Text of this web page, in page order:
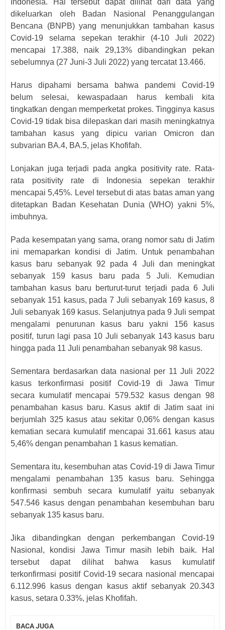
Indonesia. Hal tersebut dapat dilihat dari data yang
dikeluarkan oleh Badan Nasional Penanggulangan
Bencana (BNPB) yang menunjukkan tambahan kasus
Covid-19 selama sepekan terakhir (4-10 Juli 2022)
mencapai 17.388, naik 29,13% dibandingkan pekan
sebelumnya (27 Juni-3 Juli 2022) yang tercatat 13.466.
Harus dipahami bersama bahwa pandemi Covid-19
belum selesai, kewaspadaan harus kembali kita
tingkatkan dengan memperketat prokes. Tingginya kasus
Covid-19 tidak bisa dilepaskan dari masih meningkatnya
tambahan kasus yang dipicu varian Omicron dan
subvarian BA.4, BA.5, jelas Khofifah.
Lonjakan juga terjadi pada angka positivity rate. Rata-
rata positivity rate di Indonesia sepekan terakhir
mencapai 5,45%. Level tersebut di atas batas aman yang
ditetapkan Badan Kesehatan Dunia (WHO) yakni 5%,
imbuhnya.
Pada kesempatan yang sama, orang nomor satu di Jatim
ini memaparkan kondisi di Jatim. Untuk penambahan
kasus baru sebanyak 92 pada 4 Juli dan meningkat
sebanyak 159 kasus baru pada 5 Juli. Kemudian
tambahan kasus baru berturut-turut terjadi pada 6 Juli
sebanyak 151 kasus, pada 7 Juli sebanyak 169 kasus, 8
Juli sebanyak 169 kasus. Selanjutnya pada 9 Juli sempat
mengalami penurunan kasus baru yakni 156 kasus
positif, turun lagi pasa 10 Juli sebanyak 143 kasus baru
hingga pada 11 Juli penambahan sebanyak 98 kasus.
Sementara berdasarkan data nasional per 11 Juli 2022
kasus terkonfirmasi positif Covid-19 di Jawa Timur
secara kumulatif mencapai 579.532 kasus dengan 98
penambahan kasus baru. Kasus aktif di Jatim saat ini
berjumlah 325 kasus atau sekitar 0,06% dengan kasus
kematian secara kumulatif mencapai 31.661 kasus atau
5,46% dengan penambahan 1 kasus kematian.
Sementara itu, kesembuhan atas Covid-19 di Jawa Timur
mengalami penambahan 135 kasus baru. Sehingga
konfirmasi sembuh secara kumulatif yaitu sebanyak
547.546 kasus dengan penambahan kesembuhan baru
sebanyak 135 kasus baru.
Jika dibandingkan dengan perkembangan Covid-19
Nasional, kondisi Jawa Timur masih lebih baik. Hal
tersebut dapat dilihat bahwa kasus kumulatif
terkonfirmasi positif Covid-19 secara nasional mencapai
6.112.996 kasus dengan kasus aktif sebanyak 20.343
kasus, setara 0.33%, jelas Khofifah.
BACA JUGA